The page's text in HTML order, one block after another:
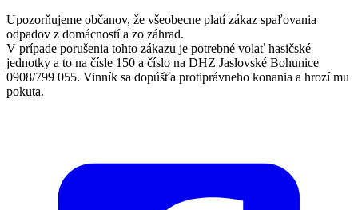
Upozorňujeme občanov, že všeobecne platí zákaz spaľovania
odpadov z domácností a zo záhrad.
V prípade porušenia tohto zákazu je potrebné volať hasičské
jednotky a to na čísle 150 a číslo na DHZ Jaslovské Bohunice
0908/799 055. Vinník sa dopúšťa protiprávneho konania a hrozí mu
pokuta.